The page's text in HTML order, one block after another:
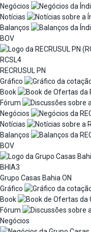
Negócios
Notícias
Balanços
BOV
RCSL4
RECRUSUL PN
Gráfico
Book
Fórum
Negócios
Notícias
Balanços
BOV
BHIA3
Grupo Casas Bahia ON
Gráfico
Book
Fórum
Negócios